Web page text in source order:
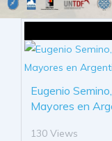
Eugenio
Mayores en
130 Views